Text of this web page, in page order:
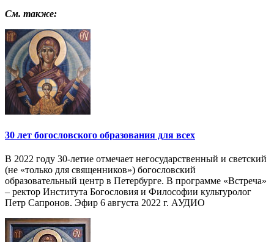
См. также:
30 лет богословского образования для всех
В 2022 году 30-летие отмечает негосударственный и светский
(не «только для священников») богословский
образовательный центр в Петербурге. В программе «Встреча»
– ректор Института Богословия и Философии культуролог
Петр Сапронов. Эфир 6 августа 2022 г. АУДИО